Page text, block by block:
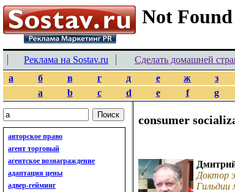
Реклама на Sostav.ru Сделать домашней
а
б в г д е ж з
a
b c d e f g
авторское право
агент торговый
агентское вознаграждение
адаптация цены
адвер-гейминг
consumer
Доктор
Гильдии